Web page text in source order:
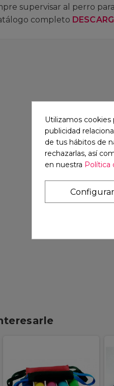
supervisar al perro
completo
Utilizamos cookies
publicidad
de tus hábitos de
rechazarlas, así
en nuestra Política
Configurar